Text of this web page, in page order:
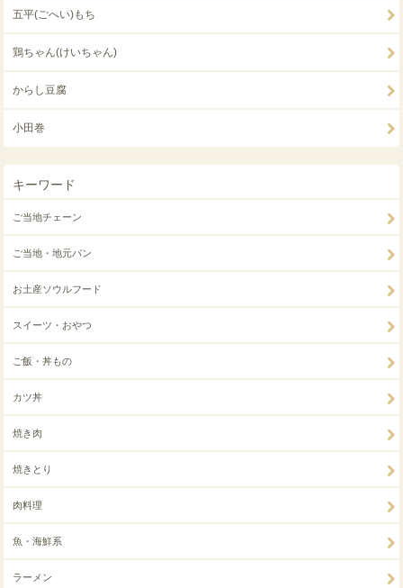
五平(ごへい)もち
鶏ちゃん(けいちゃん)
からし豆腐
小田巻
キーワード
ご当地チェーン
ご当地・地元パン
お土産ソウルフード
スイーツ・おやつ
ご飯・丼もの
カツ丼
焼き肉
焼きとり
肉料理
魚・海鮮系
ラーメン